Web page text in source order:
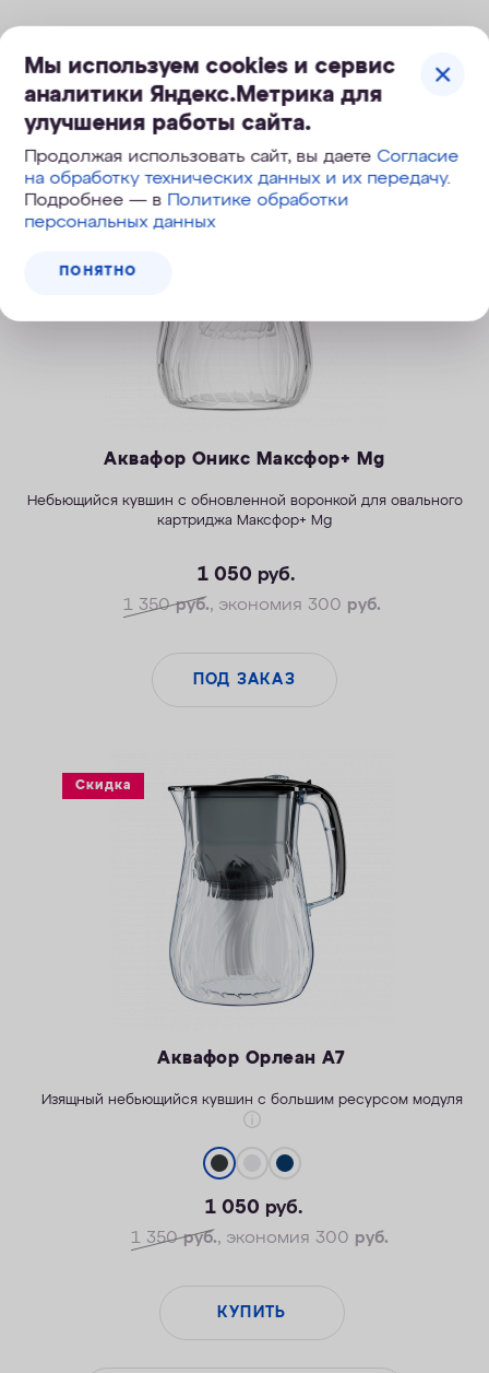
ПОД ЗАКАЗ
Скидка
Аквафор Оникс Максфор+ Mg
Небьющийся кувшин с обновленной воронкой для овального
картриджа Максфор+ Mg
1 050 руб.
1 350руб., экономия 300 руб.
ПОД ЗАКАЗ
Скидка
Аквафор Орлеан А7
Изящный небьющийся кувшин с большим ресурсом модуля
1 050 руб.
1 350руб., экономия 300 руб.
КУПИТЬ
Мы используем cookies и сервис
аналитики Яндекс.Метрика для
улучшения работы сайта.
Продолжая использовать сайт, вы даетеСогласие
на обработку технических данных и их передачу.
Подробнее — в Политике обработки
персональных данных
ПОНЯТНО